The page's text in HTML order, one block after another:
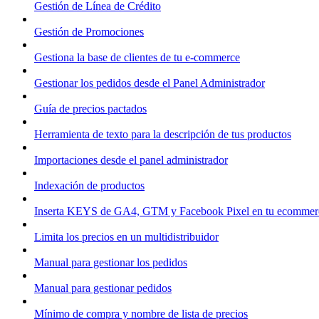
Gestión de Línea de Crédito
Gestión de Promociones
Gestiona la base de clientes de tu e-commerce
Gestionar los pedidos desde el Panel Administrador
Guía de precios pactados
Herramienta de texto para la descripción de tus productos
Importaciones desde el panel administrador
Indexación de productos
Inserta KEYS de GA4, GTM y Facebook Pixel en tu
Limita los precios en un multidistribuidor
Manual para gestionar los pedidos
Manual para gestionar pedidos
Mínimo de compra y nombre de lista de precios